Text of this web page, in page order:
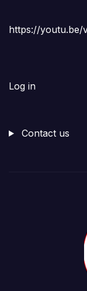
https://youtu.be/
Log in
Contact us